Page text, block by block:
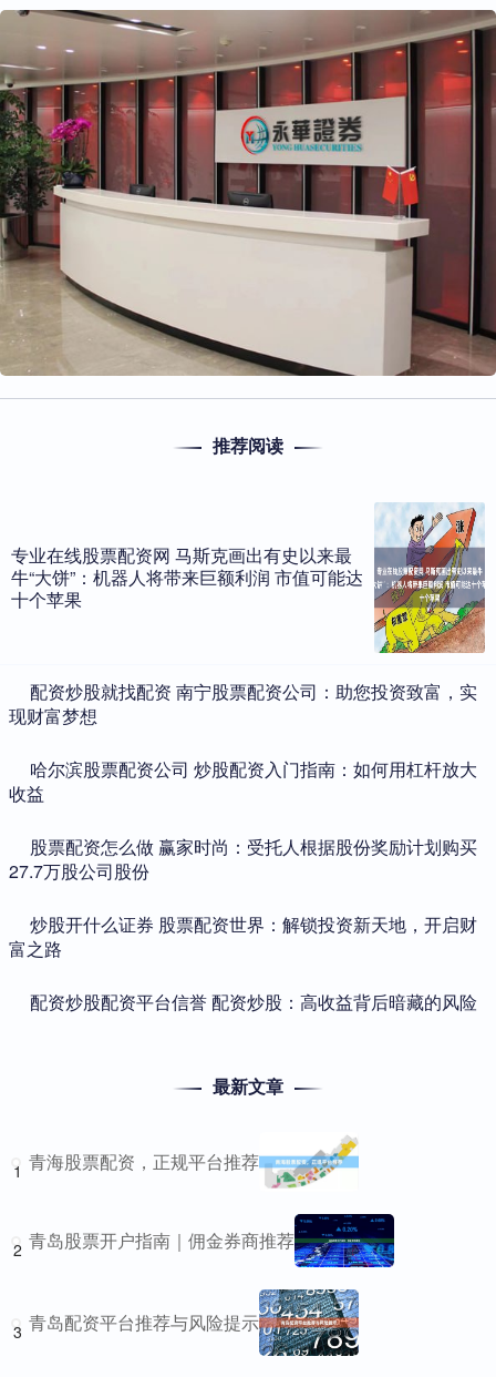
推荐阅读
专业在线股票配资网 马斯克画出有史以来最
牛“大饼”：机器人将带来巨额利润 市值可能达
十个苹果
​配资炒股就找配资 南宁股票配资公司：助您投资致富，实
现财富梦想
​哈尔滨股票配资公司 炒股配资入门指南：如何用杠杆放大
收益
​股票配资怎么做 赢家时尚：受托人根据股份奖励计划购买
27.7万股公司股份
​炒股开什么证券 股票配资世界：解锁投资新天地，开启财
富之路
​配资炒股配资平台信誉 配资炒股：高收益背后暗藏的风险
最新文章
1 青海股票配资，正规平台推荐
2 青岛股票开户指南｜佣金券商推荐
3 青岛配资平台推荐与风险提示